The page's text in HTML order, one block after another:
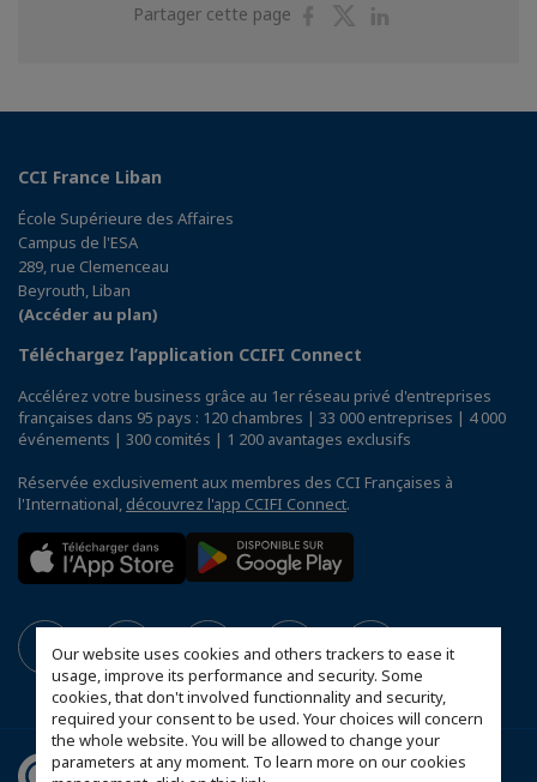
Our website uses cookies and others trackers to ease it
usage, improve its performance and security. Some
cookies, that don't involved functionnality and security,
required your consent to be used. Your choices will concern
the whole website. You will be allowed to change your
parameters at any moment. To learn more on our cookies
Partager cette page
PartagerPartager
CCI France Liban
École Supérieure des Affaires
Campus de l'ESA
289, rue Clemenceau
Beyrouth, Liban
(Accéder au plan)
Téléchargez l’application CCIFI Connect
Accélérez votre business grâce au 1er réseau privé d'entreprises
françaises dans 95 pays : 120 chambres | 33 000 entreprises | 4 000
événements | 300 comités | 1 200 avantages exclusifs
Réservée exclusivement aux membres des CCI Françaises à
l'International, découvrez l'app CCIFI Connect.